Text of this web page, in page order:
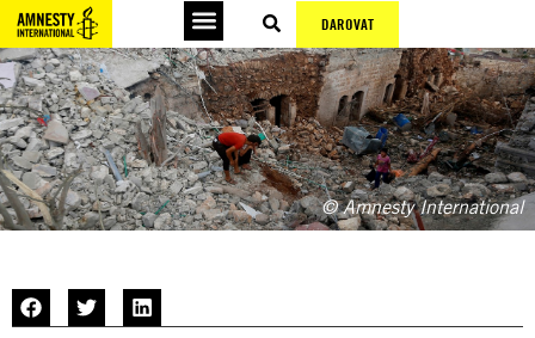
DAROVAT
© Amnesty International